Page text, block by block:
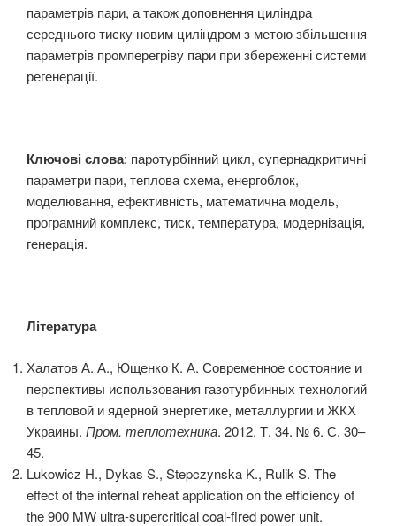
параметрів пари, а також доповнення циліндра
середнього тиску новим циліндром з метою збільшення
параметрів промперегріву пари при збереженні системи
регенерації.
Ключові слова: паротурбінний цикл, супернадкритичні
параметри пари, теплова схема, енергоблок,
моделювання, ефективність, математична модель,
програмний комплекс, тиск, температура, модернізація,
генерація.
Література
Халатов А. А., Ющенко К. А. Современное состояние и
перспективы использования газотурбинных технологий
в тепловой и ядерной энергетике, металлургии и ЖКХ
Украины. Пром. теплотехника. 2012. Т. 34. № 6. С. 30–
45.
Lukowicz H., Dykas S., Stepczynska K., Rulik S. The
effect of the internal reheat application on the efficiency of
the 900 MW ultra-supercritical coal-fired power unit.